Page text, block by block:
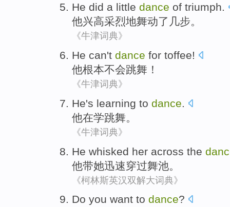
He did a little dance of triumph.
他兴高采烈地舞动了几步。
《牛津词典》
He can't dance for toffee!
他根本不会跳舞 ！
《牛津词典》
He's learning to dance.
他在学跳舞。
《牛津词典》
He whisked her across the
他带她迅速穿过舞池。
《柯林斯英汉双解大词典》
Do you want to dance?